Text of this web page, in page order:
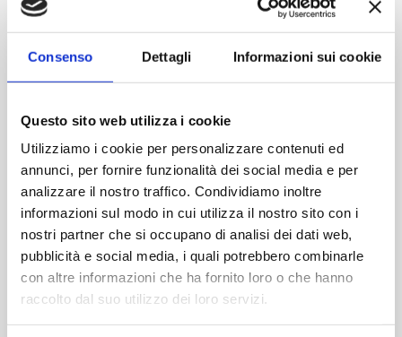
Consenso Dettagli Informazioni sui cookie
Questo sito web utilizza i cookie
Utilizziamo i cookie per personalizzare contenuti ed
annunci, per fornire funzionalità dei social media e per
analizzare il nostro traffico. Condividiamo inoltre
informazioni sul modo in cui utilizza il nostro sito con i
nostri partner che si occupano di analisi dei dati web,
pubblicità e social media, i quali potrebbero combinarle
con altre informazioni che ha fornito loro o che hanno
raccolto dal suo utilizzo dei loro servizi.
Contattaci
Capacità (ml):125
Diametro (mm):40
Altezza (mm):125
Quantità per imballo (ordine minimo 1 collo):4704
Cod.: RUB362
Please select the address you want to ship to